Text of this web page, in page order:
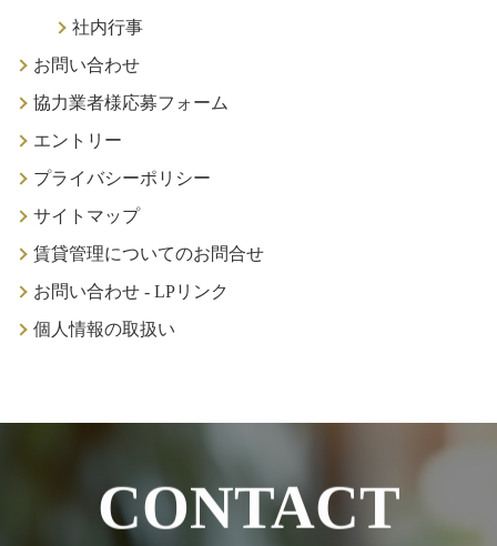
社内行事
お問い合わせ
協力業者様応募フォーム
エントリー
プライバシーポリシー
サイトマップ
賃貸管理についてのお問合せ
お問い合わせ - LPリンク
個⼈情報の取扱い
CONTACT